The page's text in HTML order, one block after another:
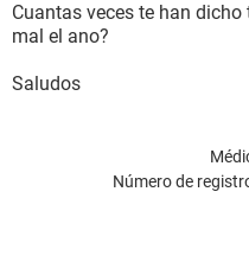
Cuantas veces te han
mal el ano?
Saludos
Número de